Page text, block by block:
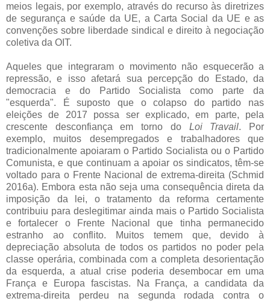
meios legais, por exemplo, através do recurso às diretrizes
de segurança e saúde da UE, a Carta Social da UE e as
convenções sobre liberdade sindical e direito à negociação
coletiva da OIT.
Aqueles que integraram o movimento não esquecerão a
repressão, e isso afetará sua percepção do Estado, da
democracia e do Partido Socialista como parte da
"esquerda". É suposto que o colapso do partido nas
eleições de 2017 possa ser explicado, em parte, pela
crescente desconfiança em torno do Loi Travail. Por
exemplo, muitos desempregados e trabalhadores que
tradicionalmente apoiaram o Partido Socialista ou o Partido
Comunista, e que continuam a apoiar os sindicatos, têm-se
voltado para o Frente Nacional de extrema-direita (Schmid
2016a). Embora esta não seja uma consequência direta da
imposição da lei, o tratamento da reforma certamente
contribuiu para deslegitimar ainda mais o Partido Socialista
e fortalecer o Frente Nacional que tinha permanecido
estranho ao conflito. Muitos temem que, devido à
depreciação absoluta de todos os partidos no poder pela
classe operária, combinada com a completa desorientação
da esquerda, a atual crise poderia desembocar em uma
França e Europa fascistas. Na França, a candidata da
extrema-direita perdeu na segunda rodada contra o